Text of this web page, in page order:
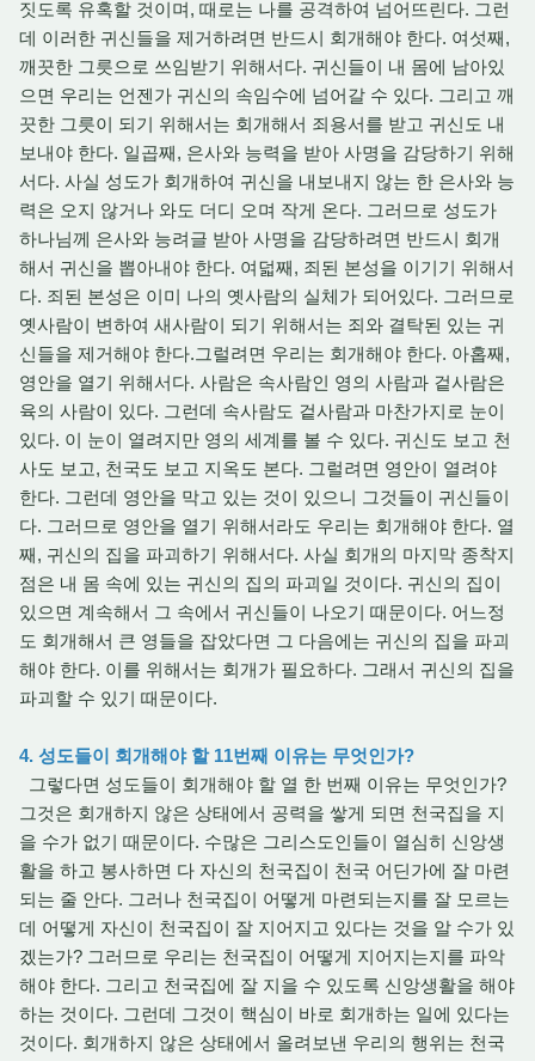
짓도록 유혹할 것이며, 때로는 나를 공격하여 넘어뜨린다. 그런
데 이러한 귀신들을 제거하려면 반드시 회개해야 한다. 여섯째,
깨끗한 그릇으로 쓰임받기 위해서다. 귀신들이 내 몸에 남아있
으면 우리는 언젠가 귀신의 속임수에 넘어갈 수 있다. 그리고 깨
끗한 그릇이 되기 위해서는 회개해서 죄용서를 받고 귀신도 내
보내야 한다. 일곱째, 은사와 능력을 받아 사명을 감당하기 위해
서다. 사실 성도가 회개하여 귀신을 내보내지 않는 한 은사와 능
력은 오지 않거나 와도 더디 오며 작게 온다. 그러므로 성도가
하나님께 은사와 능려글 받아 사명을 감당하려면 반드시 회개
해서 귀신을 뽑아내야 한다. 여덟째, 죄된 본성을 이기기 위해서
다. 죄된 본성은 이미 나의 옛사람의 실체가 되어있다. 그러므로
옛사람이 변하여 새사람이 되기 위해서는 죄와 결탁된 있는 귀
신들을 제거해야 한다.그럴려면 우리는 회개해야 한다. 아홉째,
영안을 열기 위해서다. 사람은 속사람인 영의 사람과 겉사람은
육의 사람이 있다. 그런데 속사람도 겉사람과 마찬가지로 눈이
있다. 이 눈이 열려지만 영의 세계를 볼 수 있다. 귀신도 보고 천
사도 보고, 천국도 보고 지옥도 본다. 그럴려면 영안이 열려야
한다. 그런데 영안을 막고 있는 것이 있으니 그것들이 귀신들이
다. 그러므로 영안을 열기 위해서라도 우리는 회개해야 한다. 열
째, 귀신의 집을 파괴하기 위해서다. 사실 회개의 마지막 종착지
점은 내 몸 속에 있는 귀신의 집의 파괴일 것이다. 귀신의 집이
있으면 계속해서 그 속에서 귀신들이 나오기 때문이다. 어느정
도 회개해서 큰 영들을 잡았다면 그 다음에는 귀신의 집을 파괴
해야 한다. 이를 위해서는 회개가 필요하다. 그래서 귀신의 집을
파괴할 수 있기 때문이다.
4. 성도들이 회개해야 할 11번째 이유는 무엇인가?
그렇다면 성도들이 회개해야 할 열 한 번째 이유는 무엇인가?
그것은 회개하지 않은 상태에서 공력을 쌓게 되면 천국집을 지
을 수가 없기 때문이다. 수많은 그리스도인들이 열심히 신앙생
활을 하고 봉사하면 다 자신의 천국집이 천국 어딘가에 잘 마련
되는 줄 안다. 그러나 천국집이 어떻게 마련되는지를 잘 모르는
데 어떻게 자신이 천국집이 잘 지어지고 있다는 것을 알 수가 있
겠는가? 그러므로 우리는 천국집이 어떻게 지어지는지를 파악
해야 한다. 그리고 천국집에 잘 지을 수 있도록 신앙생활을 해야
하는 것이다. 그런데 그것이 핵심이 바로 회개하는 일에 있다는
것이다. 회개하지 않은 상태에서 올려보낸 우리의 행위는 천국